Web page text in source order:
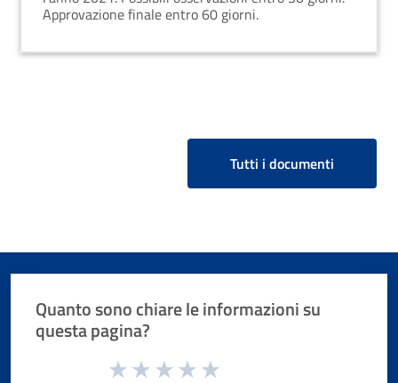
Approvazione finale entro 60 giorni.
Tutti i documenti
Quanto sono chiare le informazioni su
questa pagina?
Valuta da 1 a 5 stelle la pagina